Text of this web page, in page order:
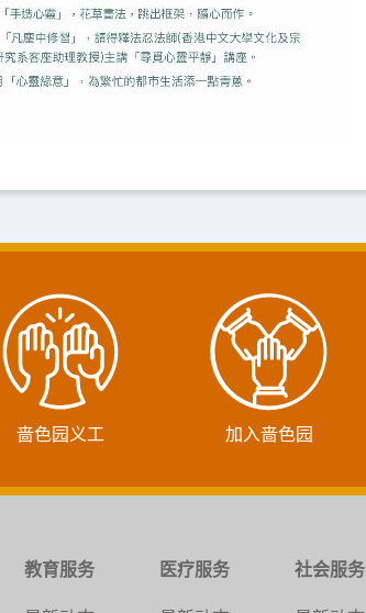
啬色园义工 加入啬色园
教育服务
医疗服务
社会服务